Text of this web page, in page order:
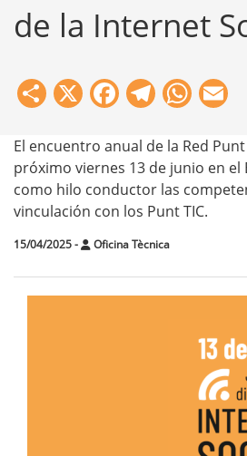
de la Internet
Share
X Facebook
El encuentro anual de la Red
próximo viernes 13 de junio en el
como hilo conductor las
vinculación con los Punt TIC.
15/04/2025- Oficina Tècnica